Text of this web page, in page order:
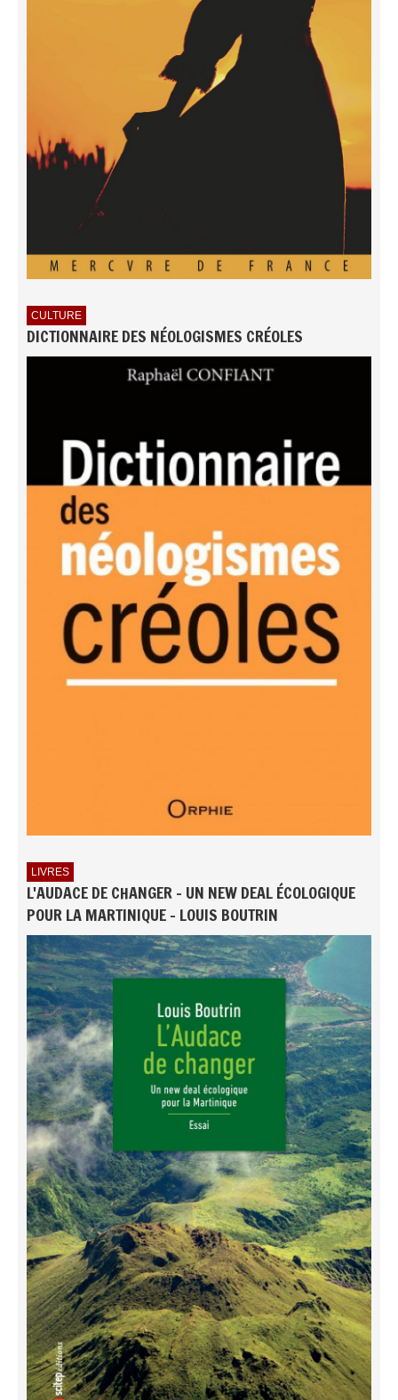
CULTURE
DICTIONNAIRE DES NÉOLOGISMES CRÉOLES
LIVRES
L'AUDACE DE CHANGER - UN NEW DEAL ÉCOLOGIQUE
POUR LA MARTINIQUE - LOUIS BOUTRIN